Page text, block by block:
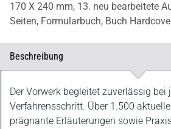
170 X 240 mm, 13. neu bearbeitete
Seiten, Formularbuch, Buch
Beschreibung
Beschreibung
Der Vorwerk begleitet zuverlässig bei
Verfahrensschritt. Über 1.500
prägnante Erläuterungen sowie